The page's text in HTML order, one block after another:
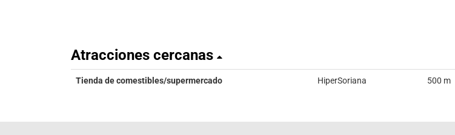
Atracciones cercanas
Tienda de comestibles/supermercado HiperSoriana 500 m